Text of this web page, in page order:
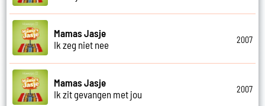
Mamas Jasje
Ik zeg niet nee
2007
Mamas Jasje
Ik zit gevangen met jou
2007